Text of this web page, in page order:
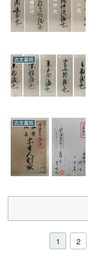
古文書班
古文書班
1 2